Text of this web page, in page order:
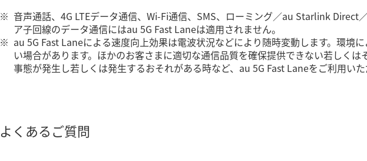
音声通話、4G LTEデータ通信、Wi-Fi通信、SMS、ローミング／au Starlink Direct
ア子回線のデータ通信にはau 5G Fast Laneは適用されません。
au 5G Fast Laneによる速度向上効果は電波状況などにより随時変動します。環境
い場合があります。ほかのお客さまに適切な通信品質を確保提供できない若しく
事態が発生し若しくは発生するおそれがある時など、au 5G Fast Laneをご利用い
よくあるご質問